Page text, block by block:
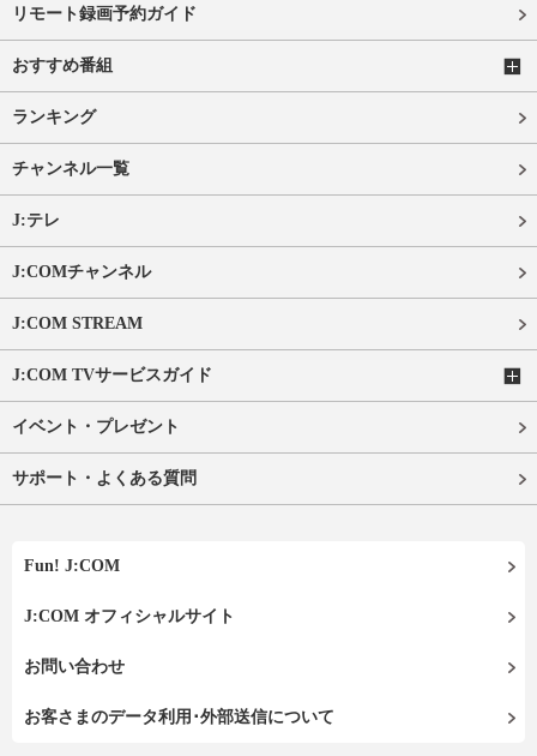
リモート録画予約ガイド
おすすめ番組
ランキング
チャンネル一覧
J:テレ
J:COMチャンネル
J:COM STREAM
J:COM TVサービスガイド
イベント・プレゼント
サポート・よくある質問
Fun! J:COM
J:COM オフィシャルサイト
お問い合わせ
お客さまのデータ利用･外部送信について